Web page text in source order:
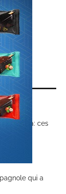
et Melilla: ces
depuis
qui a